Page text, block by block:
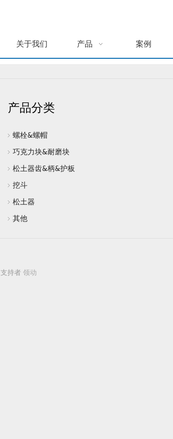
关于我们 产品 案例
产品分类
螺栓&螺帽
巧克力块&耐磨块
松土器齿&柄&护板
挖斗
松土器
其他
支持者 领动